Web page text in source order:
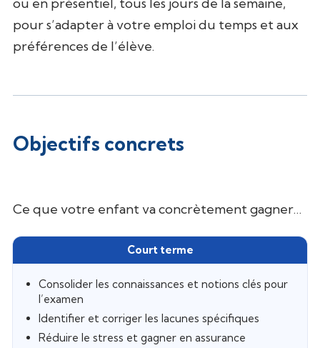
ou en présentiel, tous les jours de la semaine,
pour s’adapter à votre emploi du temps et aux
préférences de l’élève.
Objectifs concrets
Ce que votre enfant va concrètement gagner…
Consolider les connaissances et notions clés pour
l’examen
Identifier et corriger les lacunes spécifiques
Réduire le stress et gagner en assurance